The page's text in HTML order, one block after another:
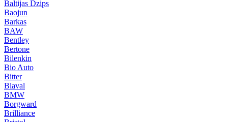
Baltijas Dzips
Baojun
Barkas
BAW
Bentley
Bertone
Bilenkin
Bio Auto
Bitter
Blaval
BMW
Borgward
Brilliance